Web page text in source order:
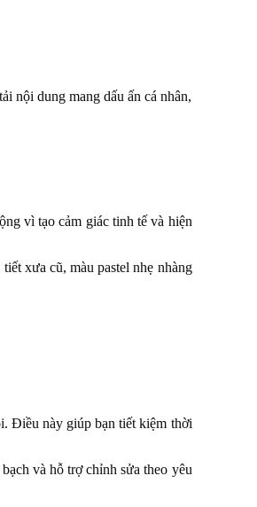
nội dung mang dấu ấn cá nhân,
vì tạo cảm giác tinh tế và hiện
xưa cũ, màu pastel nhẹ nhàng
Điều này giúp bạn tiết kiệm thời
và hỗ trợ chỉnh sửa theo yêu